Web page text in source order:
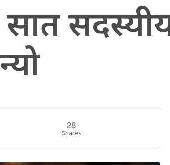
सात
28
Shares